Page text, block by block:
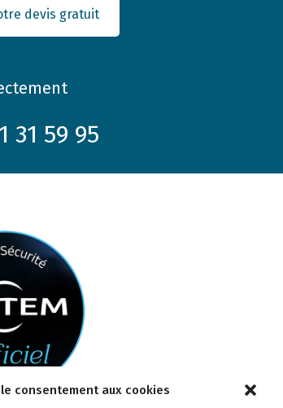
consentement aux cookies
devis gratuit
31 59 95